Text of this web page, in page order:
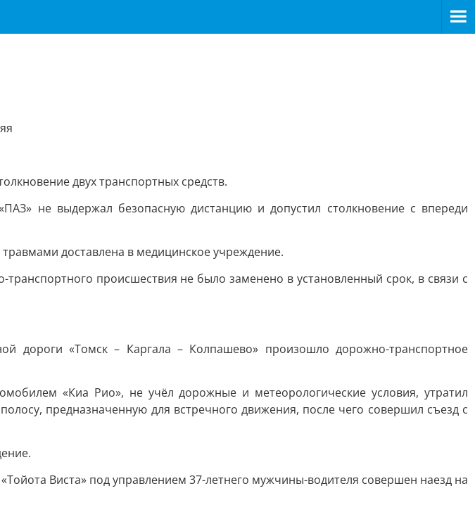
двух транспортных средств.
не выдержал безопасную дистанцию и допустил столкновение с впереди
доставлена в медицинское учреждение.
происшествия не было заменено в установленный срок, в связи с
дороги «Томск – Каргала – Колпашево» произошло дорожно-транспортное
«Киа Рио», не учёл дорожные и метеорологические условия, утратил
предназначенную для встречного движения, после чего совершил съезд с
Виста» под управлением 37-летнего мужчины-водителя совершен наезд на